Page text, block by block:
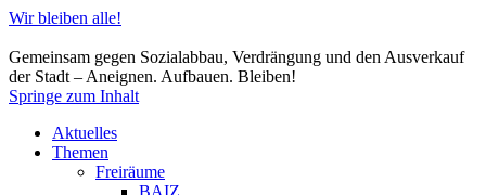
Wir bleiben alle!
Gemeinsam gegen Sozialabbau, Verdrängung und den Ausverkauf
der Stadt – Aneignen. Aufbauen. Bleiben!
Springe zum Inhalt
Aktuelles
Themen
Freiräume
BAIZ